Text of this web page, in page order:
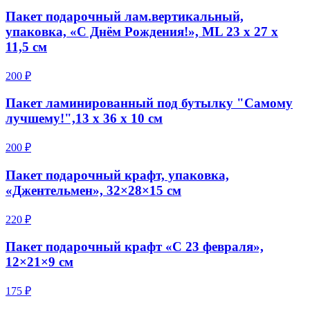
Пакет подарочный лам.вертикальный,
упаковка, «С Днём Рождения!», ML 23 х 27 х
11,5 см
200 ₽
Пакет ламинированный под бутылку "Самому
лучшему!",13 х 36 х 10 см
200 ₽
Пакет подарочный крафт, упаковка,
«Джентельмен», 32×28×15 см
220 ₽
Пакет подарочный крафт «С 23 февраля»,
12×21×9 см
175 ₽